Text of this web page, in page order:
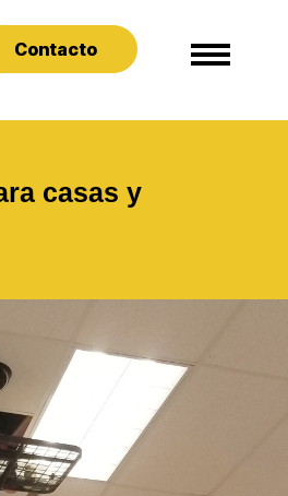
Contacto
casas y